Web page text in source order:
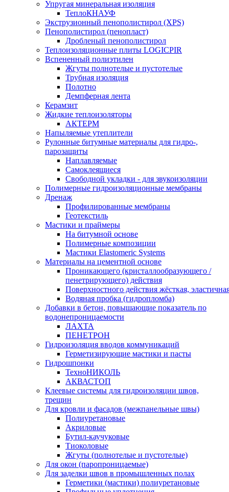
Упругая минеральная изоляция
ТеплоКНАУФ
Экструзионный пенополистирол (XPS)
Пенополистирол (пенопласт)
Дробленый пенополистирол
Теплоизоляционные плиты LOGICPIR
Вспененный полиэтилен
Жгуты полнотелые и пустотелые
Трубная изоляция
Полотно
Демпферная лента
Керамзит
Жидкие теплоизоляторы
АКТЕРМ
Напыляемые утеплители
Рулонные битумные материалы для гидро-,
парозащиты
Наплавляемые
Самоклеящиеся
Свободной укладки - для звукоизоляции
Полимерные гидроизоляционные мембраны
Дренаж
Профилированные мембраны
Геотекстиль
Мастики и праймеры
На битумной основе
Полимерные композиции
Мастики Elastomeric Systems
Материалы на цементной основе
Проникающего (кристаллообразующего /
пенетрирующего) действия
Поверхностного действия жёсткая,
Водяная пробка (гидропломба)
Добавки в бетон, повышающие показатель по
водонепроницаемости
ЛАХТА
ПЕНЕТРОН
Гидроизоляция вводов коммуникаций
Герметизирующие мастики и пасты
Гидрошпонки
ТехноНИКОЛЬ
АКВАСТОП
Клеевые системы для гидроизоляции швов,
трещин
Для кровли и фасадов (межпанельные швы)
Полиуретановые
Акриловые
Бутил-каучуковые
Тиоколовые
Жгуты (полнотелые и пустотелые)
Для окон (паропроницаемые)
Для заделки швов в промышленных полах
Герметики (мастики) полиуретановые